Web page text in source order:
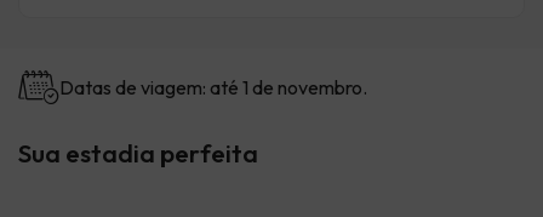
Datas de viagem: até 1 de novembro.
Sua estadia perfeita